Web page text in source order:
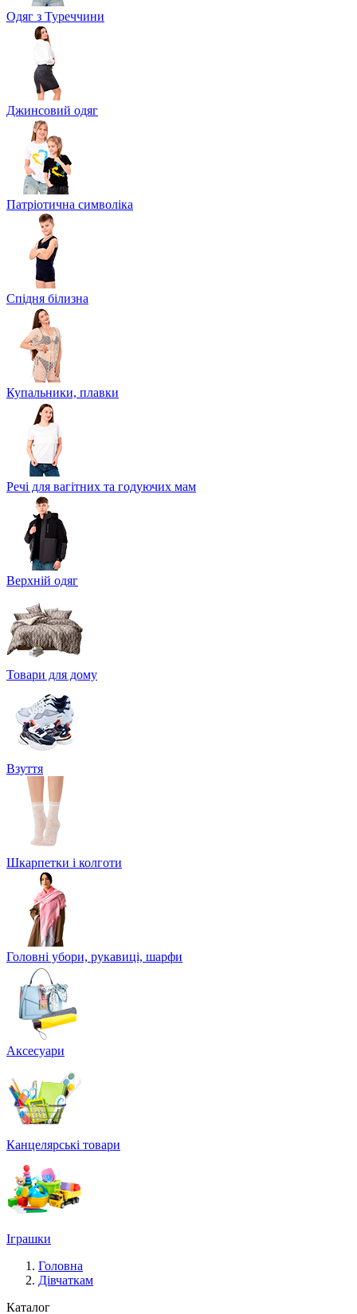
Одяг з Туреччини
Джинсовий одяг
Патріотична символіка
Спідня білизна
Купальники, плавки
Речі для вагітних та годуючих мам
Верхній одяг
Товари для дому
Взуття
Шкарпетки і колготи
Головні убори, рукавиці, шарфи
Аксесуари
Канцелярські товари
Іграшки
Головна
Дівчаткам
Каталог